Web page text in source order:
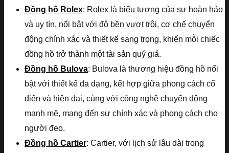
Đồng hồ Rolex: Rolex là biểu tượng của sự hoàn hảo
và uy tín, nổi bật với độ bền vượt trội, cơ chế chuyển
động chính xác và thiết kế sang trọng, khiến mỗi chiếc
đồng hồ trở thành một tài sản quý giá.
Đồng hồ Bulova: Bulova là thương hiệu đồng hồ nổi
bật với thiết kế đa dạng, kết hợp giữa phong cách cổ
điển và hiện đại, cùng với công nghệ chuyển động
mạnh mẽ, mang đến sự chính xác và phong cách cho
người đeo.
Đồng hồ Cartier: Cartier, với lịch sử lâu dài trong